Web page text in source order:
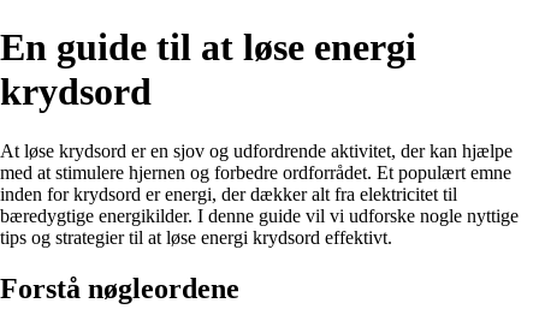
En guide til at løse energi
krydsord
At løse krydsord er en sjov og udfordrende aktivitet, der kan hjælpe
med at stimulere hjernen og forbedre ordforrådet. Et populært emne
inden for krydsord er energi, der dækker alt fra elektricitet til
bæredygtige energikilder. I denne guide vil vi udforske nogle nyttige
tips og strategier til at løse energi krydsord effektivt.
Forstå nøgleordene